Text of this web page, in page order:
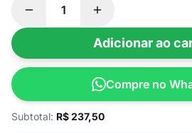
Adicionar ao
Compre no
Subtotal: R$237,50